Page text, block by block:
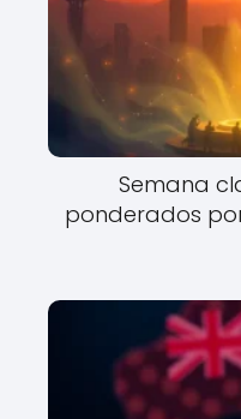
Semana
ponderados